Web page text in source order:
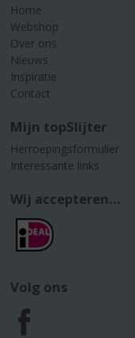
Home
Webshop
Over ons
Nieuws
Inspiratie
Contact
Mijn topSlijter
Herroepingsformulier
Interessante links
Wij accepteren...
Volg ons
F